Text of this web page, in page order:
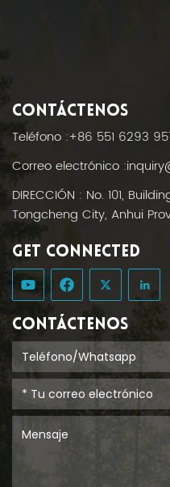
CONTÁCTENOS
Teléfono :+86 551 6293
Correo electrónico :
DIRECCIÓN : No. 101,
Tongcheng City, Anhui
GET CONNECTED
CONTÁCTENOS